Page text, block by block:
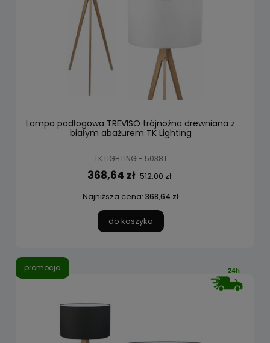
Lampa podłogowa TREVISO trójnożna drewniana z
białym abażurem TK Lighting
TK LIGHTING - 5038T
368,64 zł 512,00 zł
Najniższa cena: 368,64 zł
do koszyka
promocja